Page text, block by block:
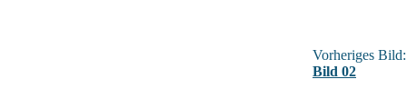
Vorheriges Bild:
Bild 02